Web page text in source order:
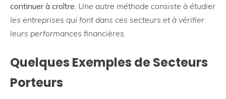
continuer à croître. Une autre méthode consiste à étudier
les entreprises qui font dans ces secteurs et à vérifier
leurs performances financières.
Quelques Exemples de Secteurs
Porteurs